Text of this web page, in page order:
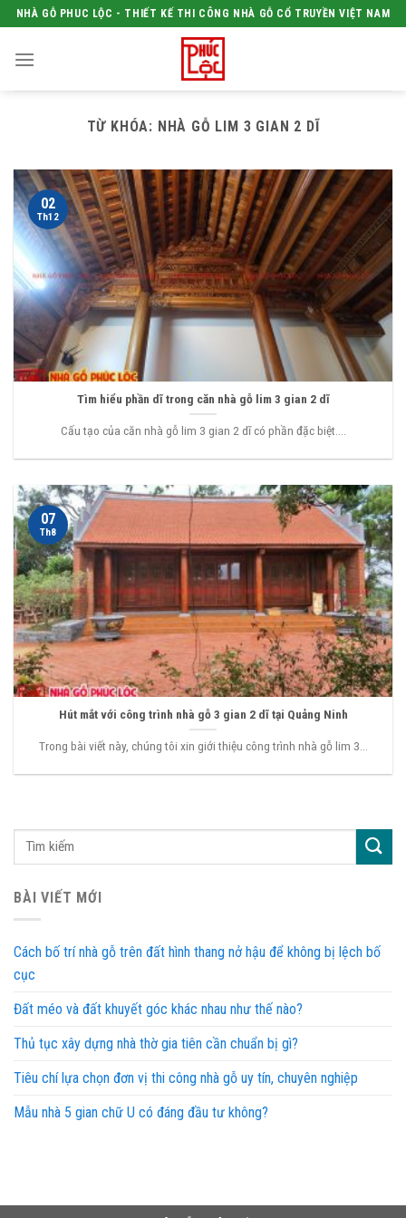
Skip
to
content
NHÀ GỖ PHUC LỘC - THIẾT KẾ THI CÔNG NHÀ GỖ CỔ TRUYỀN VIỆT NAM
TỪ KHÓA: NHÀ GỖ LIM 3 GIAN 2 DĨ
Tìm hiểu phần dĩ trong căn nhà gỗ lim 3 gian 2 dĩ
Cấu tạo của căn nhà gỗ lim 3 gian 2 dĩ có phần đặc biệt....
02
Th12
Hút mắt với công trình nhà gỗ 3 gian 2 dĩ tại Quảng Ninh
Trong bài viết này, chúng tôi xin giới thiệu công trình nhà gỗ lim 3...
07
Th8
BÀI VIẾT MỚI
Cách bố trí nhà gỗ trên đất hình thang nở hậu để không bị lệch bố
cục
Đất méo và đất khuyết góc khác nhau như thế nào?
Thủ tục xây dựng nhà thờ gia tiên cần chuẩn bị gì?
Tiêu chí lựa chọn đơn vị thi công nhà gỗ uy tín, chuyên nghiệp
Mẫu nhà 5 gian chữ U có đáng đầu tư không?